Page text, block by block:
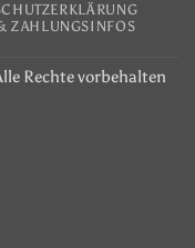
ZAHLUNGSINFOS
Rechte vorbehalten